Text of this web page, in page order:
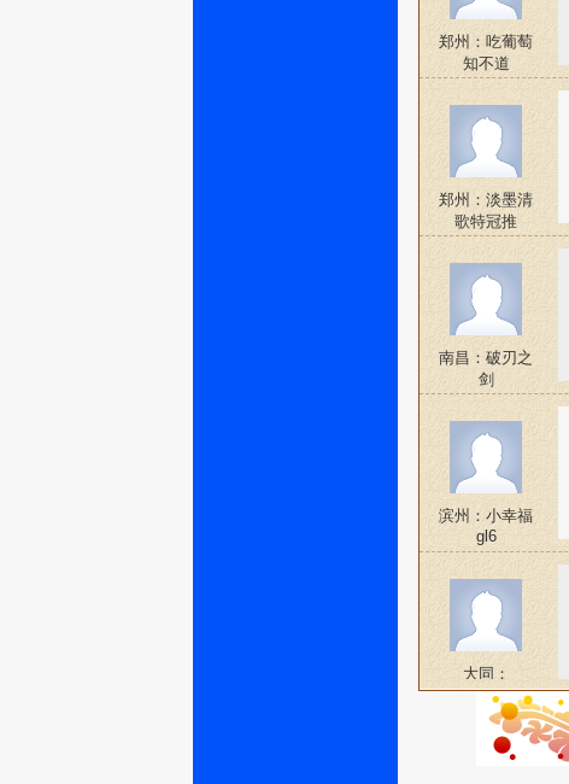
郑州：吃葡萄
知不道
郑州：淡墨清
歌特冠推
南昌：破刃之
剑
滨州：小幸福
gl6
大同：
wziznj841827